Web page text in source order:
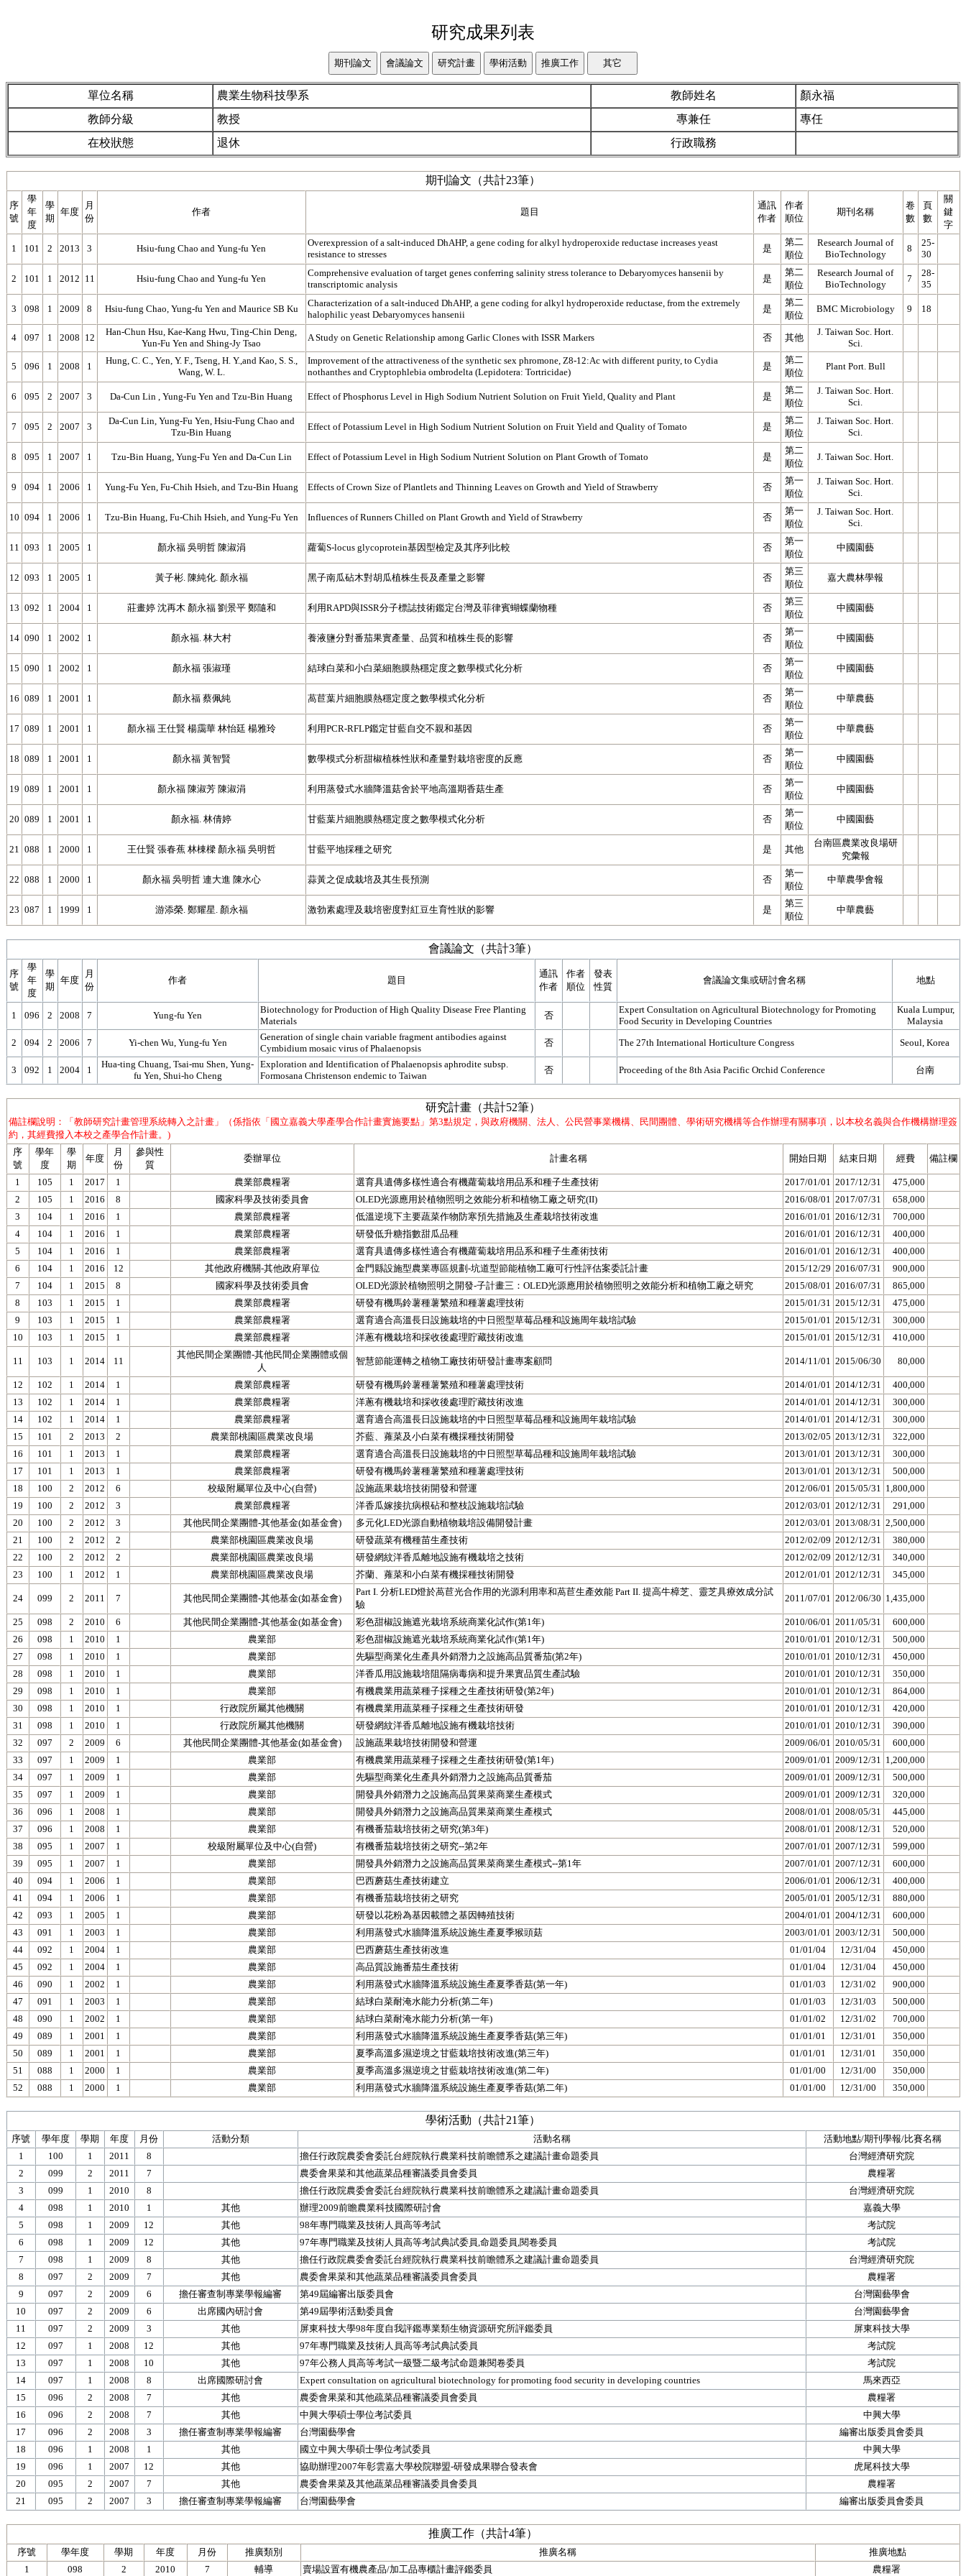
研究成果列表
單位名稱 農業生物科技學系 教師姓名
顏永福
教師分級
教授 專兼任
專任
在校狀態
退休 行政職務
期刊論文（共計23筆）
序
號
學
年
度
學
期
年度
月
份
作者 題目
通訊
作者
作者
順位
期刊名稱
卷
數
頁
數
關
鍵
字
1 101 2 2013 3 Hsiu-fung Chao and Yung-fu Yen
Overexpression of a salt-induced DhAHP, a gene coding for alkyl hydroperoxide reductase increases yeast
resistance to stresses
是
第二
順位
Research Journal of
BioTechnology
8
25-
30
2 101 1 2012 11 Hsiu-fung Chao and Yung-fu Yen
Comprehensive evaluation of target genes conferring salinity stress tolerance to Debaryomyces hansenii by
transcriptomic analysis
是
第二
順位
Research Journal of
BioTechnology
7
28-
35
3 098 1 2009 8 Hsiu-fung Chao, Yung-fu Yen and Maurice SB Ku
Characterization of a salt-induced DhAHP, a gene coding for alkyl hydroperoxide reductase, from the extremely
halophilic yeast Debaryomyces hansenii
是
第二
順位
BMC Microbiology 9 18
4 097 1 2008 12
Han-Chun Hsu, Kae-Kang Hwu, Ting-Chin Deng,
Yun-Fu Yen and Shing-Jy Tsao
A Study on Genetic Relationship among Garlic Clones with ISSR Markers 否 其他
J. Taiwan Soc. Hort.
Sci.
5 096 1 2008 1
Hung, C. C., Yen, Y. F., Tseng, H. Y.,and Kao, S. S.,
Wang, W. L.
Improvement of the attractiveness of the synthetic sex phromone, Z8-12:Ac with different purity, to Cydia
nothanthes and Cryptophlebia ombrodelta (Lepidotera: Tortricidae)
是
第二
順位
Plant Port. Bull
6 095 2 2007 3 Da-Cun Lin , Yung-Fu Yen and Tzu-Bin Huang Effect of Phosphorus Level in High Sodium Nutrient Solution on Fruit Yield, Quality and Plant 是
第二
順位
J. Taiwan Soc. Hort.
Sci.
7 095 2 2007 3
Da-Cun Lin, Yung-Fu Yen, Hsiu-Fung Chao and
Tzu-Bin Huang
Effect of Potassium Level in High Sodium Nutrient Solution on Fruit Yield and Quality of Tomato 是
第二
順位
J. Taiwan Soc. Hort.
Sci.
8 095 1 2007 1 Tzu-Bin Huang, Yung-Fu Yen and Da-Cun Lin Effect of Potassium Level in High Sodium Nutrient Solution on Plant Growth of Tomato 是
第二
順位
J. Taiwan Soc. Hort.
9 094 1 2006 1 Yung-Fu Yen, Fu-Chih Hsieh, and Tzu-Bin Huang Effects of Crown Size of Plantlets and Thinning Leaves on Growth and Yield of Strawberry 否
第一
順位
J. Taiwan Soc. Hort.
Sci.
10 094 1 2006 1 Tzu-Bin Huang, Fu-Chih Hsieh, and Yung-Fu Yen Influences of Runners Chilled on Plant Growth and Yield of Strawberry 否
第一
順位
J. Taiwan Soc. Hort.
Sci.
11 093 1 2005 1 顏永福 吳明哲 陳淑涓 蘿蔔S-locus glycoprotein基因型檢定及其序列比較 否
第一
順位
中國園藝
12 093 1 2005 1 黃子彬. 陳純化. 顏永福 黑子南瓜砧木對胡瓜植株生長及產量之影響 否
第三
順位
嘉大農林學報
13 092 1 2004 1 莊畫婷 沈再木 顏永福 劉景平 鄭隨和 利用RAPD與ISSR分子標誌技術鑑定台灣及菲律賓蝴蝶蘭物種 否
第三
順位
中國園藝
14 090 1 2002 1 顏永福. 林大村 養液鹽分對番茄果實產量、品質和植株生長的影響 否
第一
順位
中國園藝
15 090 1 2002 1 顏永福 張淑瑾 結球白菜和小白菜細胞膜熱穩定度之數學模式化分析 否
第一
順位
中國園藝
16 089 1 2001 1 顏永福 蔡佩純 萵苣葉片細胞膜熱穩定度之數學模式化分析 否
第一
順位
中華農藝
17 089 1 2001 1 顏永福 王仕賢 楊靄華 林怡廷 楊雅玲 利用PCR-RFLP鑑定甘藍自交不親和基因 否
第一
順位
中華農藝
18 089 1 2001 1 顏永福 黃智賢 數學模式分析甜椒植株性狀和產量對栽培密度的反應 否
第一
順位
中國園藝
19 089 1 2001 1 顏永福 陳淑芳 陳淑涓 利用蒸發式水牆降溫菇舍於平地高溫期香菇生產 否
第一
順位
中國園藝
20 089 1 2001 1 顏永福. 林倩婷 甘藍葉片細胞膜熱穩定度之數學模式化分析 否
第一
順位
中國園藝
21 088 1 2000 1 王仕賢 張春蕉 林棟樑 顏永福 吳明哲 甘藍平地採種之研究 是 其他
台南區農業改良場研
究彙報
22 088 1 2000 1 顏永福 吳明哲 連大進 陳水心 蒜黃之促成栽培及其生長預測 否
第一
順位
中華農學會報
23 087 1 1999 1 游添榮. 鄭耀星. 顏永福 激勃素處理及栽培密度對紅豆生育性狀的影響 是
第三
順位
中華農藝
會議論文（共計3筆）
序
號
學
年
度
學
期
年度
月
份
作者 題目
通訊
作者
作者
順位
發表
性質
會議論文集或研討會名稱 地點
1 096 2 2008 7 Yung-fu Yen
Biotechnology for Production of High Quality Disease Free Planting
Materials
否
Expert Consultation on Agricultural Biotechnology for Promoting
Food Security in Developing Countries
Kuala Lumpur,
Malaysia
2
094 2 2006 7 Yi-chen Wu, Yung-fu Yen
Generation of single chain variable fragment antibodies against
Cymbidium mosaic virus of Phalaenopsis
否 The 27th International Horticulture Congress Seoul, Korea
3 092 1 2004 1
Hua-ting Chuang, Tsai-mu Shen, Yung-
fu Yen, Shui-ho Cheng
Exploration and Identification of Phalaenopsis aphrodite subsp.
Formosana Christenson endemic to Taiwan
否 Proceeding of the 8th Asia Pacific Orchid Conference 台南
研究計畫（共計52筆）
備註欄說明：「教師研究計畫管理系統轉入之計畫」（係指依「國立嘉義大學產學合作計畫實施要點」第3點規定，與政府機關、法人、公民營事業機構、民間團體、學術研究機構等合作辦理有關事項，以本校名義與合作機構辦理簽
約，其經費撥入本校之產學合作計畫。)
序
號
學年
度
學
期
年度
月
份
參與性
質
委辦單位 計畫名稱 開始日期 結束日期 經費 備註欄
1 105 1 2017 1 農業部農糧署 選育具遺傳多樣性適合有機蘿蔔栽培用品系和種子生產技術 2017/01/01 2017/12/31
475,000
2
105 1 2016 8 國家科學及技術委員會 OLED光源應用於植物照明之效能分析和植物工廠之研究(II) 2016/08/01 2017/07/31
658,000
3
104 1 2016 1 農業部農糧署 低溫逆境下主要蔬菜作物防寒預先措施及生產栽培技術改進 2016/01/01 2016/12/31
700,000
4
104 1 2016 1 農業部農糧署 研發低升糖指數甜瓜品種 2016/01/01 2016/12/31
400,000
5
104 1 2016 1 農業部農糧署 選育具遺傳多樣性適合有機蘿蔔栽培用品系和種子生產術技術 2016/01/01 2016/12/31
400,000
6
104 1 2016 12 其他政府機關-其他政府單位 金門縣設施型農業專區規劃-坑道型節能植物工廠可行性評估案委託計畫 2015/12/29 2016/07/31
900,000
7
104 1 2015 8 國家科學及技術委員會 OLED光源於植物照明之開發-子計畫三：OLED光源應用於植物照明之效能分析和植物工廠之研究 2015/08/01 2016/07/31
865,000
8
103 1 2015 1 農業部農糧署 研發有機馬鈴薯種薯繁殖和種薯處理技術 2015/01/31 2015/12/31
475,000
9
103 1 2015 1 農業部農糧署 選育適合高溫長日設施栽培的中日照型草莓品種和設施周年栽培試驗 2015/01/01 2015/12/31
300,000
10
103 1 2015 1 農業部農糧署 洋蔥有機栽培和採收後處理貯藏技術改進 2015/01/01 2015/12/31 410,000
11 103 1 2014 11
其他民間企業團體-其他民間企業團體或個
人
智慧節能運轉之植物工廠技術研發計畫專案顧問 2014/11/01 2015/06/30 80,000
12 102 1 2014 1 農業部農糧署 研發有機馬鈴薯種薯繁殖和種薯處理技術 2014/01/01 2014/12/31
400,000
13
102 1 2014 1 農業部農糧署 洋蔥有機栽培和採收後處理貯藏技術改進 2014/01/01 2014/12/31
300,000
14
102 1 2014 1 農業部農糧署 選育適合高溫長日設施栽培的中日照型草莓品種和設施周年栽培試驗 2014/01/01 2014/12/31
300,000
15
101 2 2013 2 農業部桃園區農業改良場 芥藍、蕹菜及小白菜有機採種技術開發 2013/02/05 2013/12/31
322,000
16
101 1 2013 1 農業部農糧署 選育適合高溫長日設施栽培的中日照型草莓品種和設施周年栽培試驗 2013/01/01 2013/12/31
300,000
17
101 1 2013 1 農業部農糧署 研發有機馬鈴薯種薯繁殖和種薯處理技術 2013/01/01 2013/12/31
500,000
18
100 2 2012 6 校級附屬單位及中心(自營) 設施蔬果栽培技術開發和營運 2012/06/01 2015/05/31 1,800,000
19
100 2 2012 3 農業部農糧署 洋香瓜嫁接抗病根砧和整枝設施栽培試驗 2012/03/01 2012/12/31
291,000
20
100 2 2012 3 其他民間企業團體-其他基金(如基金會) 多元化LED光源自動植物栽培設備開發計畫 2012/03/01 2013/08/31 2,500,000
21
100 2 2012 2 農業部桃園區農業改良場 研發蔬菜有機種苗生產技術 2012/02/09 2012/12/31
380,000
22
100 2 2012 2 農業部桃園區農業改良場 研發網紋洋香瓜離地設施有機栽培之技術 2012/02/09 2012/12/31
340,000
23
100 1 2012 1 農業部桃園區農業改良場 芥蘭、蕹菜和小白菜有機採種技術開發 2012/01/01 2012/12/31 345,000
24 099 2 2011 7 其他民間企業團體-其他基金(如基金會)
Part I. 分析LED燈於萵苣光合作用的光源利用率和萵苣生產效能 Part II. 提高牛樟芝、靈芝具療效成分試
驗
2011/07/01 2012/06/30 1,435,000
25 098 2 2010 6 其他民間企業團體-其他基金(如基金會) 彩色甜椒設施遮光栽培系統商業化試作(第1年) 2010/06/01 2011/05/31
600,000
26
098 1 2010 1 農業部 彩色甜椒設施遮光栽培系統商業化試作(第1年) 2010/01/01 2010/12/31
500,000
27
098 1 2010 1 農業部 先驅型商業化生產具外銷潛力之設施高品質番茄(第2年) 2010/01/01 2010/12/31
450,000
28
098 1 2010 1 農業部 洋香瓜用設施栽培阻隔病毒病和提升果實品質生產試驗 2010/01/01 2010/12/31
350,000
29
098 1 2010 1 農業部 有機農業用蔬菜種子採種之生產技術研發(第2年) 2010/01/01 2010/12/31
864,000
30
098 1 2010 1 行政院所屬其他機關 有機農業用蔬菜種子採種之生產技術研發 2010/01/01 2010/12/31
420,000
31
098 1 2010 1 行政院所屬其他機關 研發網紋洋香瓜離地設施有機栽培技術 2010/01/01 2010/12/31
390,000
32
097 2 2009 6 其他民間企業團體-其他基金(如基金會) 設施蔬果栽培技術開發和營運 2009/06/01 2010/05/31
600,000
33
097 1 2009 1 農業部 有機農業用蔬菜種子採種之生產技術研發(第1年) 2009/01/01 2009/12/31 1,200,000
34
097 1 2009 1 農業部 先驅型商業化生產具外銷潛力之設施高品質番茄 2009/01/01 2009/12/31
500,000
35
097 1 2009 1 農業部 開發具外銷潛力之設施高品質果菜商業生產模式 2009/01/01 2009/12/31
320,000
36
096 1 2008 1 農業部 開發具外銷潛力之設施高品質果菜商業生產模式 2008/01/01 2008/05/31
445,000
37
096 1 2008 1 農業部 有機番茄栽培技術之研究(第3年) 2008/01/01 2008/12/31
520,000
38
095 1 2007 1 校級附屬單位及中心(自營) 有機番茄栽培技術之研究--第2年 2007/01/01 2007/12/31
599,000
39
095 1 2007 1 農業部 開發具外銷潛力之設施高品質果菜商業生產模式--第1年 2007/01/01 2007/12/31
600,000
40
094 1 2006 1 農業部 巴西蘑菇生產技術建立 2006/01/01 2006/12/31
400,000
41
094 1 2006 1 農業部 有機番茄栽培技術之研究 2005/01/01 2005/12/31
880,000
42
093 1 2005 1 農業部 研發以花粉為基因載體之基因轉殖技術 2004/01/01 2004/12/31
600,000
43
091 1 2003 1 農業部 利用蒸發式水牆降溫系統設施生產夏季猴頭菇 2003/01/01 2003/12/31
500,000
44
092 1 2004 1 農業部 巴西蘑菇生產技術改進 01/01/04 12/31/04
450,000
45
092 1 2004 1 農業部 高品質設施番茄生產技術 01/01/04 12/31/04
450,000
46
090 1 2002 1 農業部 利用蒸發式水牆降溫系統設施生產夏季香菇(第一年) 01/01/03 12/31/02
900,000
47
091 1 2003 1 農業部 結球白菜耐淹水能力分析(第二年) 01/01/03 12/31/03
500,000
48
090 1 2002 1 農業部 結球白菜耐淹水能力分析(第一年) 01/01/02 12/31/02
700,000
49
089 1 2001 1 農業部 利用蒸發式水牆降溫系統設施生產夏季香菇(第三年) 01/01/01 12/31/01
350,000
50
089 1 2001 1 農業部 夏季高溫多濕逆境之甘藍栽培技術改進(第三年) 01/01/01 12/31/01
350,000
51
088 1 2000 1 農業部 夏季高溫多濕逆境之甘藍栽培技術改進(第二年) 01/01/00 12/31/00
350,000
52
088 1 2000 1 農業部 利用蒸發式水牆降溫系統設施生產夏季香菇(第二年) 01/01/00 12/31/00 350,000
學術活動（共計21筆）
序號 學年度 學期 年度 月份 活動分類 活動名稱
活動地點/期刊學報/比賽名稱
1
100 1 2011 8 擔任行政院農委會委託台經院執行農業科技前瞻體系之建議計畫命題委員
台灣經濟研究院
2
099 2 2011 7 農委會果菜和其他蔬菜品種審議委員會委員
農糧署
3
099 1 2010 8 擔任行政院農委會委託台經院執行農業科技前瞻體系之建議計畫命題委員
台灣經濟研究院
4
098 1 2010 1 其他 辦理2009前瞻農業科技國際研討會
嘉義大學
5
098 1 2009 12 其他 98年專門職業及技術人員高等考試
考試院
6
098 1 2009 12 其他 97年專門職業及技術人員高等考試典試委員,命題委員,閱卷委員
考試院
7
098 1 2009 8 其他 擔任行政院農委會委託台經院執行農業科技前瞻體系之建議計畫命題委員
台灣經濟研究院
8
097 2 2009 7 其他 農委會果菜和其他蔬菜品種審議委員會委員
農糧署
9
097 2 2009 6 擔任審查制專業學報編審 第49屆編審出版委員會
台灣園藝學會
10
097 2 2009 6 出席國內研討會 第49屆學術活動委員會
台灣園藝學會
11
097 2 2009 3 其他 屏東科技大學98年度自我評鑑專業類生物資源研究所評鑑委員
屏東科技大學
12
097 1 2008 12 其他 97年專門職業及技術人員高等考試典試委員
考試院
13
097 1 2008 10 其他 97年公務人員高等考試一級暨二級考試命題兼閱卷委員
考試院
14
097 1 2008 8 出席國際研討會 Expert consultation on agricultural biotechnology for promoting food security in developing countries
馬來西亞
15
096 2 2008 7 其他 農委會果菜和其他疏菜品種審議委員會委員
農糧署
16
096 2 2008 7 其他 中興大學碩士學位考試委員
中興大學
17
096 2 2008 3 擔任審查制專業學報編審 台灣園藝學會
編審出版委員會委員
18
096 1 2008 1 其他 國立中興大學碩士學位考試委員
中興大學
19
096 1 2007 12 其他 協助辦理2007年彰雲嘉大學校院聯盟-研發成果聯合發表會
虎尾科技大學
20
095 2 2007 7 其他 農委會果菜及其他蔬菜品種審議委員會委員
農糧署
21
095 2 2007 3 擔任審查制專業學報編審 台灣園藝學會 編審出版委員會委員
推廣工作（共計4筆）
序號 學年度 學期 年度 月份 推廣類別 推廣名稱
推廣地點
1
098 2 2010 7 輔導 賣場設置有機農產品/加工品專櫃計畫評鑑委員 農糧署